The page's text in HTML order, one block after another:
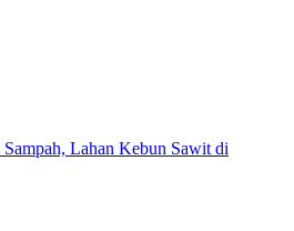
Lahan Kebun Sawit di